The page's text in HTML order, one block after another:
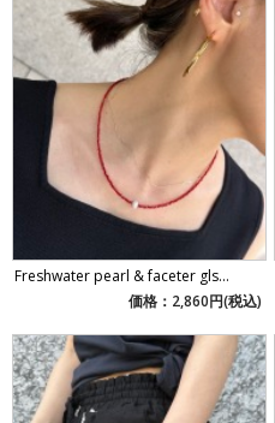
Freshwater pearl & faceter gls...
価格：2,860円(税込)